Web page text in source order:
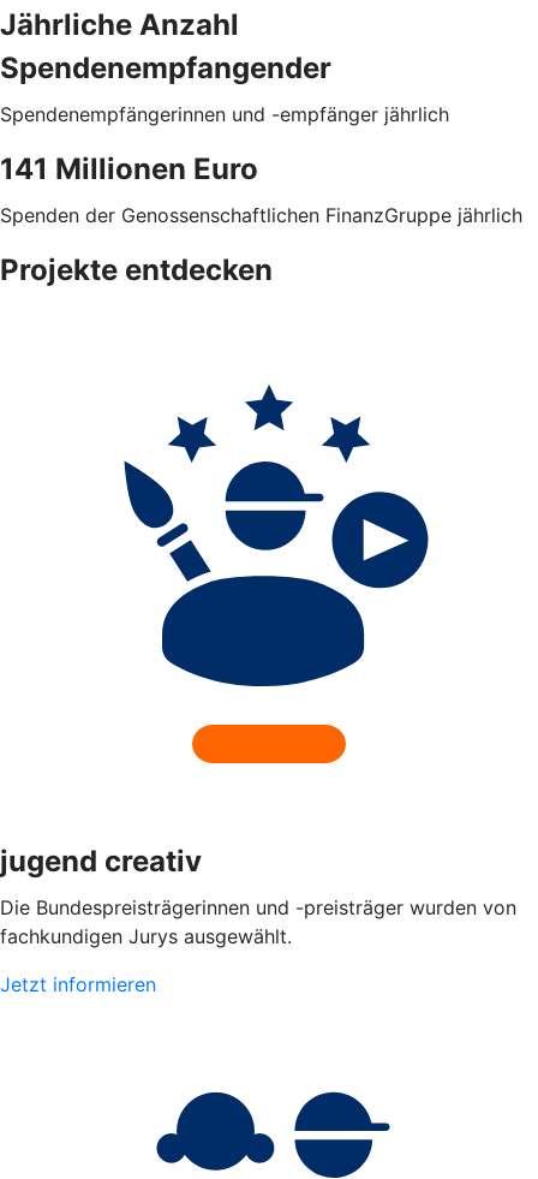
Jährliche Anzahl
Spendenempfangender
Spendenempfängerinnen und -empfänger jährlich
141 Millionen Euro
Spenden der Genossenschaftlichen FinanzGruppe jährlich
Projekte entdecken
jugend creativ
Die Bundespreisträgerinnen und -preisträger wurden von
fachkundigen Jurys ausgewählt.
Jetzt informieren